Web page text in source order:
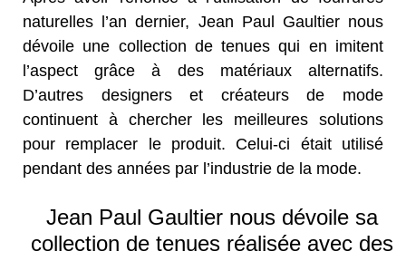
naturelles l’an dernier, Jean Paul Gaultier nous
dévoile une collection de tenues qui en imitent
l’aspect grâce à des matériaux alternatifs.
D’autres designers et créateurs de mode
continuent à chercher les meilleures solutions
pour remplacer le produit. Celui-ci était utilisé
pendant des années par l’industrie de la mode.
Jean Paul Gaultier nous dévoile sa
collection de tenues réalisée avec des